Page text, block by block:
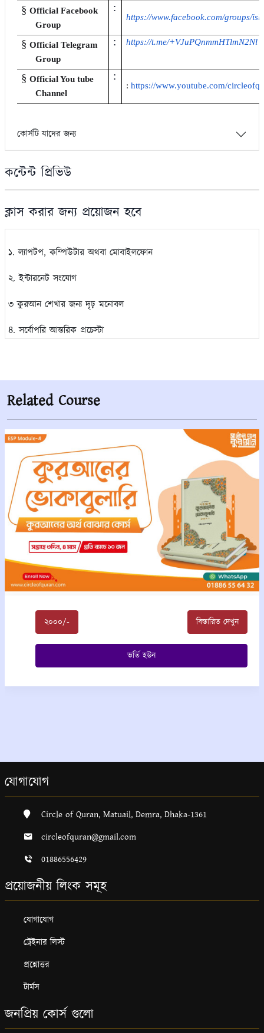
§ Official Facebook
Group
:
https://www.facebook.com/groups/
§ Official Telegram
Group
: https://t.me/+VJuPQnmmHTlmN2Nl
§ Official You tube
Channel
:
:https://www.youtube.com/
কোর্সটি যাদের জন্য
কন্টেন্ট প্রিভিউ
ক্লাস করার জন্য প্রয়োজন হবে
১. ল্যাপটপ, কম্পিউটার অথবা মোবাইলফোন
২. ইন্টারনেট সংযোগ
৩ কুরআন শেখার জন্য দৃঢ় মনোবল
৪. সর্বোপরি আন্তরিক প্রচেস্টা
Related Course
১৫০০/-
যোগাযোগ
Circle of Quran, Matuail, Demra, Dhaka-1361
circleofquran@gmail.com
01886556429
প্রয়োজনীয় লিংক সমূহ
যোগাযোগ
ট্রেইনার লিস্ট
প্রশ্নোত্তর
টার্মস
জনপ্রিয় কোর্স গুলো